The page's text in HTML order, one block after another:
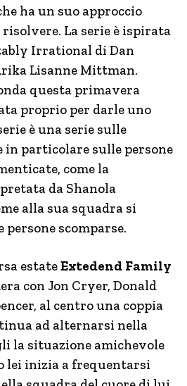
ha un suo approccio
La serie è ispirata
Irrational di Dan
Lisanne Mittman.
questa primavera
proprio per darle uno
è una serie sulle
in particolare sulle persone
come la
da Shanola
alla sua squadra si
scomparse.
estateExtedend Family
con Jon Cryer, Donald
al centro una coppia
ad alternarsi nella
la situazione amichevole
lei inizia a frequentarsi